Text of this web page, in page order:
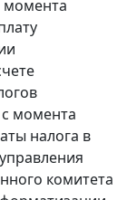
момента
момента
налога в
комитета